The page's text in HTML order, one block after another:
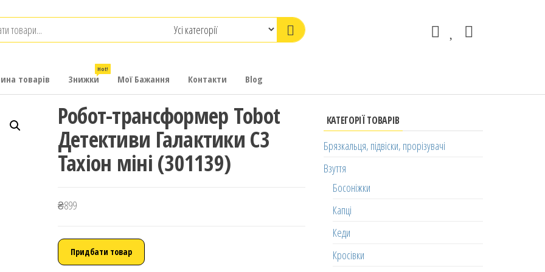
товарів Знижки
Hot!
Мої Бажання Контакти Blog
Робот-трансформер Tobot
Детективи Галактики С3
Тахіон міні (301139)
₴899
Придбати товар
КАТЕГОРІЇ ТОВАРІВ
Брязкальця, підвіски, прорізувачі
Взуття
Босоніжки
Капці
Кеди
Кросівки